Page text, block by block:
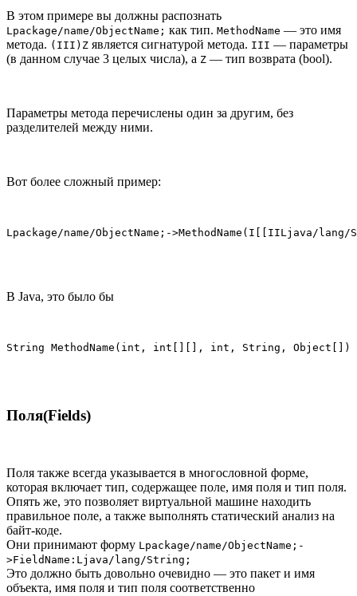
В этом примере вы должны распознать
Lpackage/name/ObjectName; как тип. MethodName — это имя
метода. (III)Z является сигнатурой метода. III — параметры
(в данном случае 3 целых числа), а Z — тип возврата (bool).
Параметры метода перечислены один за другим, без
разделителей между ними.
Вот более сложный пример:
Lpackage/name/ObjectName;->MethodName(I[[IILjava/
В Java, это было бы
String MethodName(int, int[][], int, String, Object[])
Поля(Fields)
Поля также всегда указывается в многословной форме,
которая включает тип, содержащее поле, имя поля и тип поля.
Опять же, это позволяет виртуальной машине находить
правильное поле, а также выполнять статический анализ на
байт-коде.
Они принимают форму Lpackage/name/ObjectName;-
>FieldName:Ljava/lang/String;
Это должно быть довольно очевидно — это пакет и имя
объекта, имя поля и тип поля соответственно